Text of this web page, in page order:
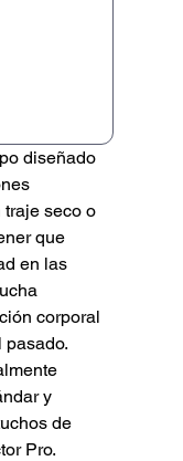
diseñado
traje seco o
que
en las
corporal
pasado.
y
de
Pro.